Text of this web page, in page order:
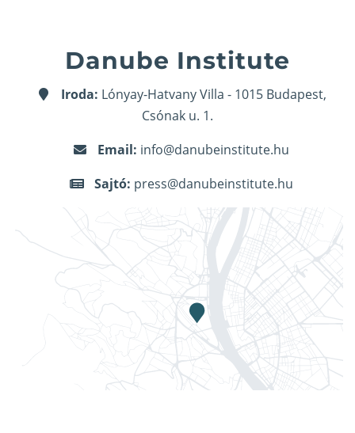
Danube Institute
Iroda: Lónyay-Hatvany Villa - 1015 Budapest,
Csónak u. 1.
Email: info@danubeinstitute.hu
Sajtó: press@danubeinstitute.hu